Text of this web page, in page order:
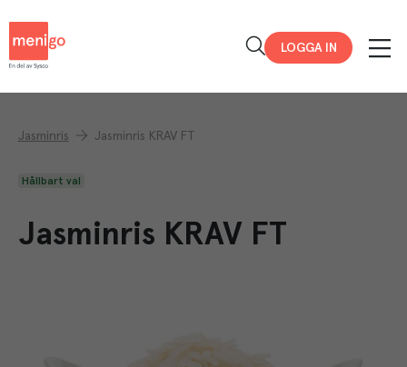
LOGGA IN
Jasminris Jasminris KRAV FT
Hållbart val
Jasminris KRAV FT